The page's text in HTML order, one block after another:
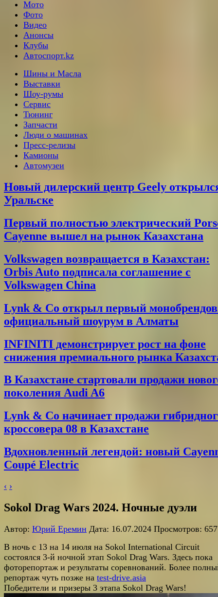
Мото
Фото
Видео
Анонсы
Клубы
Автоспорт.kz
Шины и Масла
Выставки
Шоу-румы
Сервис
Тюнинг
Запчасти
Люди о машинах
Пресс-релизы
Камионы
Автомузеи
Новый дилерский центр Geely
Уральске
Первый полностью электрический
Cayenne вышел на рынок Казахстана
Volkswagen возвращается в Казахстан:
Orbis Auto подписала соглашение с
Volkswagen China
Lynk & Co открыл первый
официальный шоурум в Алматы
INFINITI демонстрирует рост на фоне
снижения премиального рынка
В Казахстане стартовали продажи
поколения Audi A6
Lynk & Co начинает продажи
кроссовера 08 в Казахстане
Вдохновленный легендой: новый
Coupé Electric
‹ ›
Sokol Drag Wars 2024. Ночные дуэли
Автор: Юрий Еремин Дата: 16.07.2024 Просмотров: 657
В ночь с 13 на 14 июля на Sokol International Circuit
состоялся 3-й ночной этап Sokol Drag Wars. Здесь пока
фоторепортаж и результаты соревнований. Более
репортаж чуть позже на test-drive.asia
Победители и призеры 3 этапа Sokol Drag Wars!